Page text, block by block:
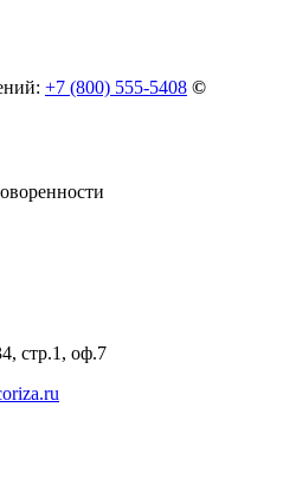
+7 (800) 555-5408 ©
стр.1, оф.7